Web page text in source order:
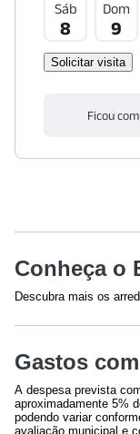
Sáb
8
Dom
9
Solicitar visita
Ficou
Conheça o
Descubra mais os
Shopping
Educação
Gastos
A despesa prevista
aproximadamente 5%
podendo variar
avaliação municipal e